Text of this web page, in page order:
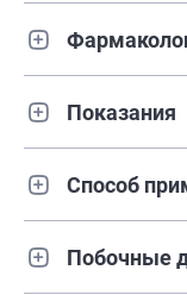
Показания
Способ
Побочные